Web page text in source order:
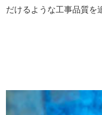
だけるような工事品質を